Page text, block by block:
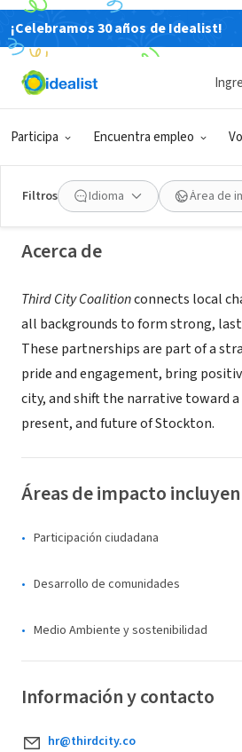
¡Celebramos 30 años de Idealist!
Participa Encuentra empleo
Filtros Idioma Área de
Third City Coalition
Stockton, CA www.thirdcity.co
Acerca de
Third City Coalitionconnects local
all backgrounds to form strong,
These partnerships are part of a
pride and engagement, bring
city, and shift the narrative toward
present, and future of Stockton.
Áreas de impacto incluyen
Participación ciudadana
Desarrollo de comunidades
Medio Ambiente y sostenibilidad
Información y contacto
hr@thirdcity.co